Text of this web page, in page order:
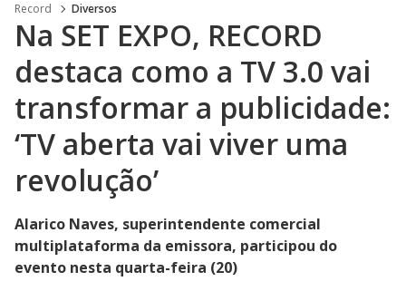
Record Diversos
Na SET EXPO, RECORD
destaca como a TV 3.0 vai
transformar a publicidade:
‘TV aberta vai viver uma
revolução’
Alarico Naves, superintendente comercial
multiplataforma da emissora, participou do
evento nesta quarta-feira (20)